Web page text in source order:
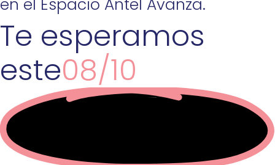
en el Espacio Antel Avanza.
Te esperamos
este08/10